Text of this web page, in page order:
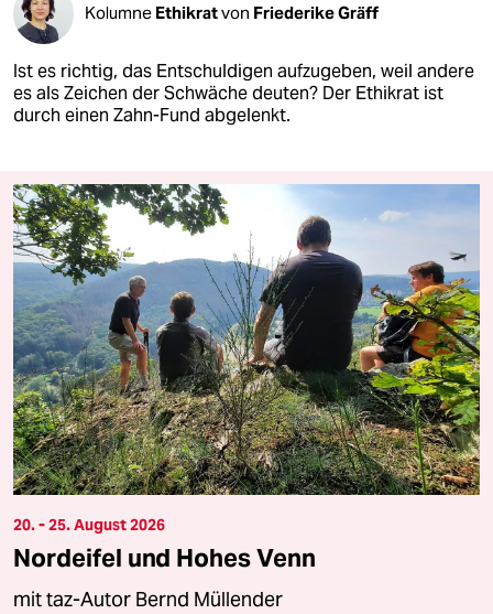
Kolumne Ethikratvon Friederike Gräff
Ist es richtig, das Entschuldigen aufzugeben, weil andere
es als Zeichen der Schwäche deuten? Der Ethikrat ist
durch einen Zahn-Fund abgelenkt.
20. - 25. August 2026
Nordeifel und Hohes Venn
mit taz-Autor Bernd Müllender